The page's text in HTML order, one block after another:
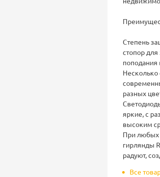
Степень
стопор
поподания
Несколько
разных
яркие, с
высоким
При любых
гирлянды
радуют,
Все